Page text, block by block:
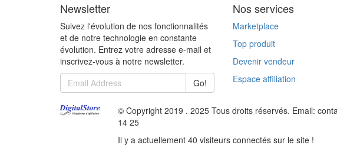
Newsletter
Suivez l'évolution de nos fonctionnalités
et de notre technologie en constante
évolution. Entrez votre adresse e-mail et
inscrivez-vous à notre newsletter.
Go!
Nos services
Marketplace
Top produit
Devenir vendeur
Espace affiliation
© Copyright 2019 . 2025 Tous droits réservés. Email:
14 25
Il y a actuellement 40 visiteurs connectés sur le site !